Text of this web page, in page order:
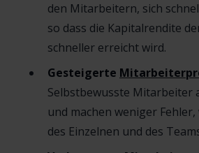
den Mitarbeitern, sich
so dass die Kapitalrendite
schneller erreicht wird.
Gesteigerte
Selbstbewusste Mitarbeiter
und machen weniger
des Einzelnen und des